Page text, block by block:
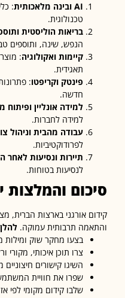
ובינה מלאכותית: כלים,
טכנולוגית.
בריאות הוליסטית ותוספי תזונה:
הנפש, שינה, ותוספים טבעיים.
קיימות ואקולוגיה: מוצרים
פינטק וקריפטו: פתרונות
למידה אונליין ופיתוח מקצועי:
למידה לחברות.
עבודה מהבית וניהול צוותים
לפרודוקטיביות.
תיירות ונסיעות לאחר הקורונה:
לנסיעות בטוחות.
והמלצות
אורגני בארצות הברית, מצריך
תרבותית עמוקה.להלן
בצעו מחקר שוק ומילות מפתח
צרו תוכן איכותי, מקורי ורלוונטי
השיגו קישורים חיצוניים ממקורות
שפרו את חוויית המשתמש באתר.
שלבו קידום מקומי לפי אזור